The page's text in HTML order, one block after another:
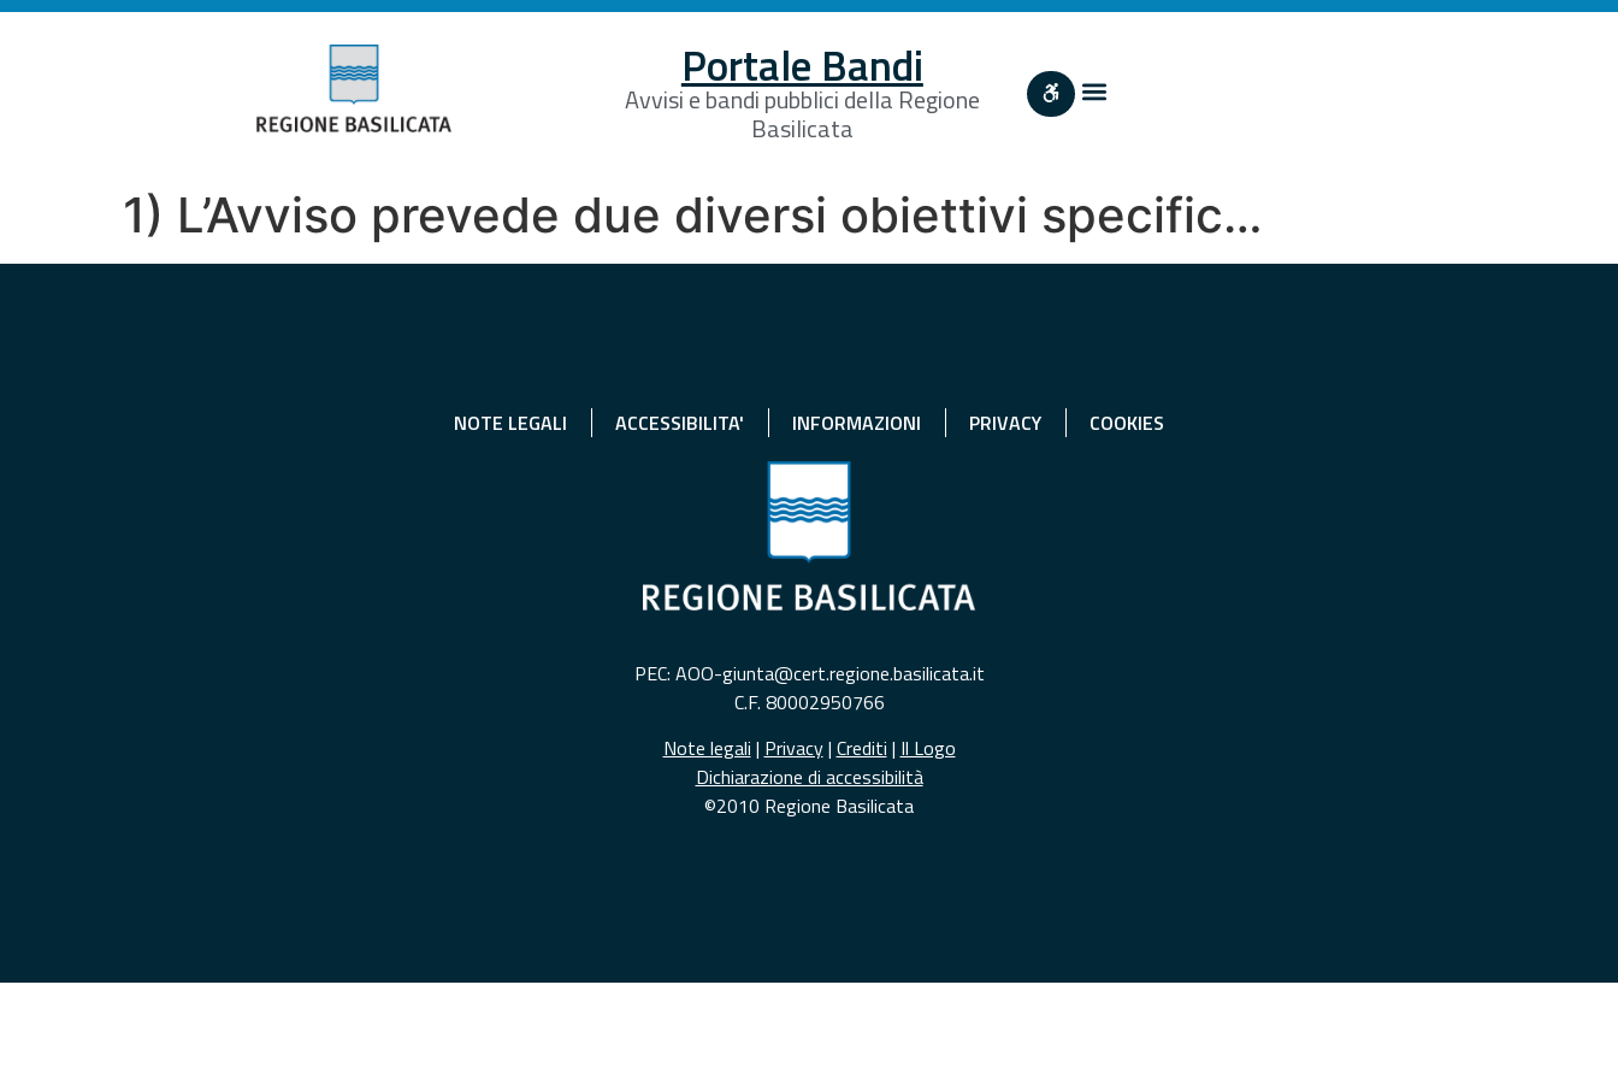
Portale Bandi
Avvisi e bandi pubblici della Regione
Basilicata
1) L’Avviso prevede due diversi obiettivi specific…
NOTE LEGALI ACCESSIBILITA' INFORMAZIONI PRIVACY COOKIES
PEC: AOO-giunta@cert.regione.basilicata.it
C.F. 80002950766
Note legali | Privacy| Crediti | Il Logo
Dichiarazione di accessibilità
©2010 Regione Basilicata